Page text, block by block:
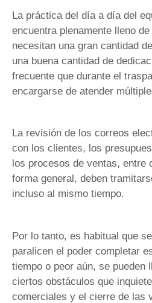
La práctica del día a día del
encuentra plenamente lleno
necesitan una gran cantidad
una buena cantidad de
frecuente que durante el
encargarse de atender
La revisión de los correos
con los clientes, los
los procesos de ventas, entre
forma general, deben
incluso al mismo tiempo.
Por lo tanto, es habitual que
paralicen el poder completar
tiempo o peor aún, se pueden
ciertos obstáculos que
comerciales y el cierre de las